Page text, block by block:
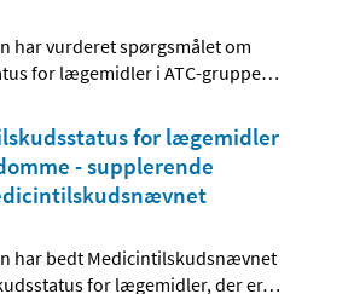
har vurderet spørgsmålet om
for lægemidler i ATC-gruppe…
for lægemidler
- supplerende
har bedt Medicintilskudsnævnet
for lægemidler, der er…